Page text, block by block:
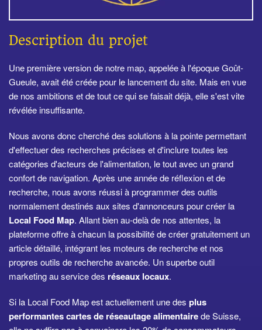
Description du projet
Une première version de notre map, appelée à l'époque Goût-
Gueule, avait été créée pour le lancement du site. Mais en vue
de nos ambitions et de tout ce qui se faisait déjà, elle s'est vite
révélée insuffisante.
Nous avons donc cherché des solutions à la pointe permettant
d'effectuer des recherches précises et d'inclure toutes les
catégories d'acteurs de l'alimentation, le tout avec un grand
confort de navigation. Après une année de réflexion et de
recherche, nous avons réussi à programmer des outils
normalement destinés aux sites d'annonceurs pour créer la
Local Food Map. Allant bien au-delà de nos attentes, la
plateforme offre à chacun la possibilité de créer gratuitement un
article détaillé, intégrant les moteurs de recherche et nos
propres outils de recherche avancée. Un superbe outil
marketing au service des réseaux locaux.
Si la Local Food Map est actuellement une des plus
performantes cartes de réseautage alimentairede Suisse,